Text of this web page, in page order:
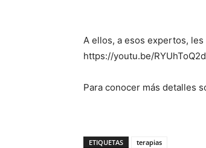
A ellos, a esos expertos,
https://youtu.be/
Para conocer más detalles
ETIQUETAS terapias